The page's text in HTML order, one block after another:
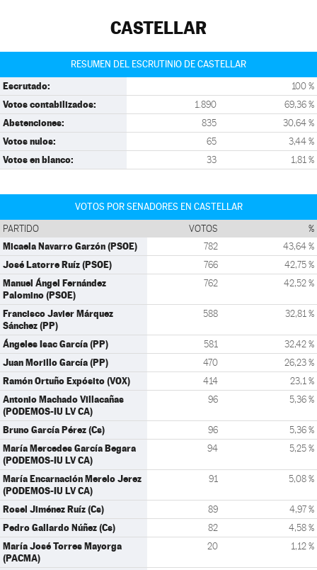
CASTELLAR
RESUMEN DEL ESCRUTINIO DE CASTELLAR
Escrutado: 100 %
Votos contabilizados: 1.890 69,36 %
Abstenciones: 835 30,64 %
Votos nulos: 65 3,44 %
Votos en blanco: 33 1,81 %
VOTOS POR SENADORES EN CASTELLAR
PARTIDO VOTOS %
Micaela Navarro Garzón (PSOE) 782 43,64 %
José Latorre Ruíz (PSOE) 766 42,75 %
Manuel Ángel Fernández
Palomino (PSOE)
762 42,52 %
Francisco Javier Márquez
Sánchez (PP)
588 32,81 %
Ángeles Isac García (PP) 581 32,42 %
Juan Morillo García (PP) 470 26,23 %
Ramón Ortuño Expósito (VOX) 414 23,1 %
Antonio Machado Villacañas
(PODEMOS-IU LV CA)
96 5,36 %
Bruno García Pérez (Cs) 96 5,36 %
María Mercedes García Begara
(PODEMOS-IU LV CA)
94 5,25 %
María Encarnación Merelo Jerez
(PODEMOS-IU LV CA)
91 5,08 %
Rosel Jiménez Ruíz (Cs) 89 4,97 %
Pedro Gallardo Núñez (Cs) 82 4,58 %
María José Torres Mayorga
(PACMA)
20 1,12 %